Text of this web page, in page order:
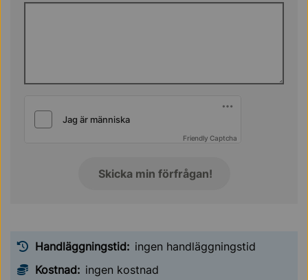
Friendly Captcha
Handläggningstid: ingen handläggningstid
Kostnad: ingen kostnad